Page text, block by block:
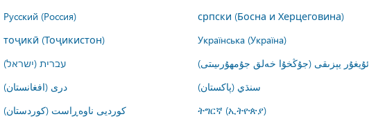
Русский (Россия) српски (Босна и Херцеговина)
тоҷикӣ (Тоҷикистон) Українська (Україна)
עברית (ישראל) ئۇيغۇر يېزىقى (جۇڭخۇا خەلق جۇمھۇرىيىتى)
درى (افغانستان) سنڌي (پاکستان)
کوردیی ناوەڕاست (کوردستان) ትግርኛ (ኢትዮጵያ)